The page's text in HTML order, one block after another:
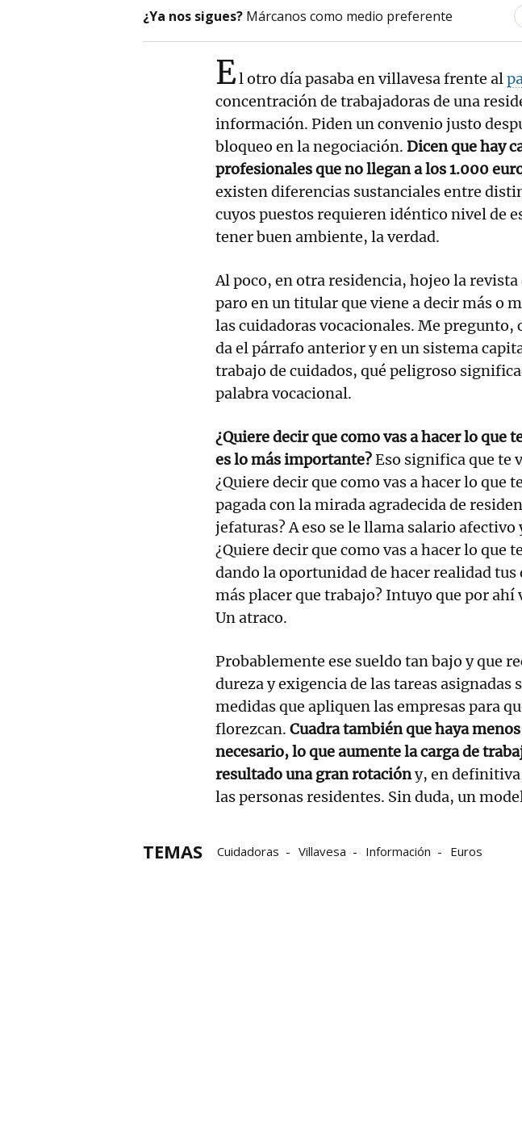
¿Ya nos sigues? Márcanos como medio preferente
El otro día pasaba en villavesa frente al
concentración de trabajadoras de una
información. Piden un convenio justo
bloqueo en la negociación. Dicen que hay
profesionales que no llegan a los 1.000
existen diferencias sustanciales entre
cuyos puestos requieren idéntico nivel de
tener buen ambiente, la verdad.
Al poco, en otra residencia, hojeo la revista
paro en un titular que viene a decir más o
las cuidadoras vocacionales. Me pregunto,
da el párrafo anterior y en un sistema
trabajo de cuidados, qué peligroso
palabra vocacional.
¿Quiere decir que como vas a hacer lo que
es lo más importante?Eso significa que te
¿Quiere decir que como vas a hacer lo que
pagada con la mirada agradecida de
jefaturas? A eso se le llama salario afectivo
¿Quiere decir que como vas a hacer lo que
dando la oportunidad de hacer realidad tus
más placer que trabajo? Intuyo que por ahí
Un atraco.
Probablemente ese sueldo tan bajo y que
dureza y exigencia de las tareas asignadas
medidas que apliquen las empresas para
florezcan. Cuadra también que haya
necesario, lo que aumente la carga de
resultado una gran rotacióny, en
las personas residentes. Sin duda, un
TEMAS Cuidadoras Villavesa Información Euros